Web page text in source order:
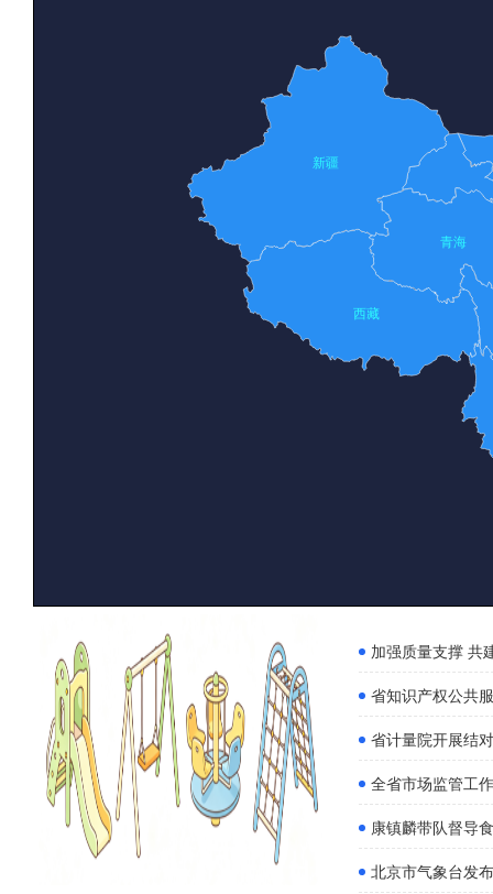
立秋贴秋膘,好肉这样挑!
加强质量支撑 共建
省知识产权公共服
省计量院开展结
全省市场监管工作推进视频
康镇麟带队督导
北京市气象台发布